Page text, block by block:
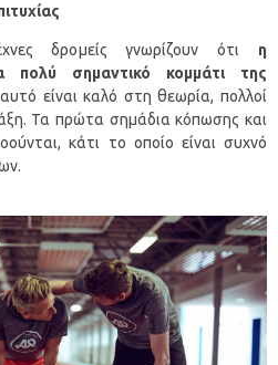
δρομείς γνωρίζουν ότι η
πολύ σημαντικό κομμάτι της
είναι καλό στη θεωρία, πολλοί
Τα πρώτα σημάδια κόπωσης και
κάτι το οποίο είναι συχνό